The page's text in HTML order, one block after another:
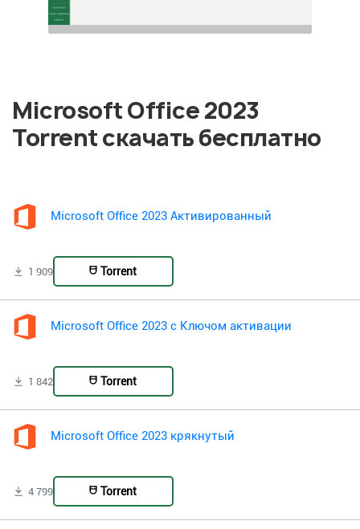
Microsoft Office 2023
Torrent скачать бесплатно
Microsoft Office 2023 Активированный
1 909 Torrent
Microsoft Office 2023 с Ключом активации
1 842 Torrent
Microsoft Office 2023 крякнутый
4 799 Torrent